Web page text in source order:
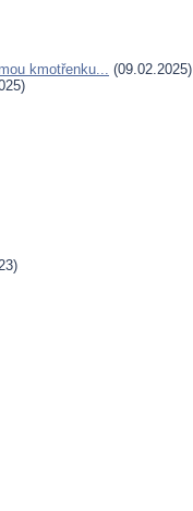
kmotřenku... (09.02.2025)